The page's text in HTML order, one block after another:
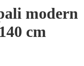
modern
cm